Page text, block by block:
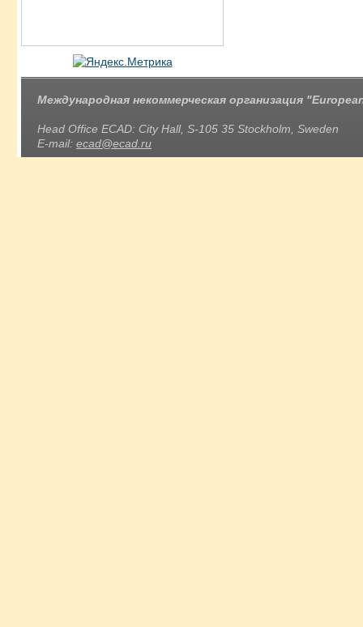
Международная некоммерческая организация
Head Office ECAD: City Hall, S-105 35 Stockholm, Sweden
E-mail: ecad@ecad.ru